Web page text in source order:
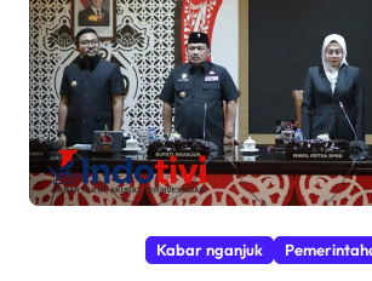
Kabar nganjuk